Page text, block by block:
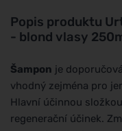
Popis produktu
- blond vlasy
Šampon je
vhodný zejména pro
Hlavní účinnou
regenerační účinek.